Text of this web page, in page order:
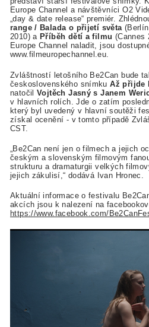
Europe Channel a návštěvníci O2
„day & date release“ premiér.
range / Balada o přijetí světa
2010) a Příběh dětí a filmu (Cannes
Europe Channel naladit, jsou
www.filmeuropechannel.eu.
Zvláštností letošního Be2Can bude
československého snímkuAž přijde
natočilVojtěch Jasný s Janem
v hlavních rolích. Jde o zatím
který byl uvedený v hlavní soutěži
získal ocenění - v tomto případě
CST.
„Be2Can není jen o filmech a jejich
českým a slovenským filmovým
strukturu a dramaturgii velkých
jejich zákulisí,“ dodává Ivan Hronec.
Aktuální informace o festivalu
akcích jsou k nalezení na
https://www.facebook.com/